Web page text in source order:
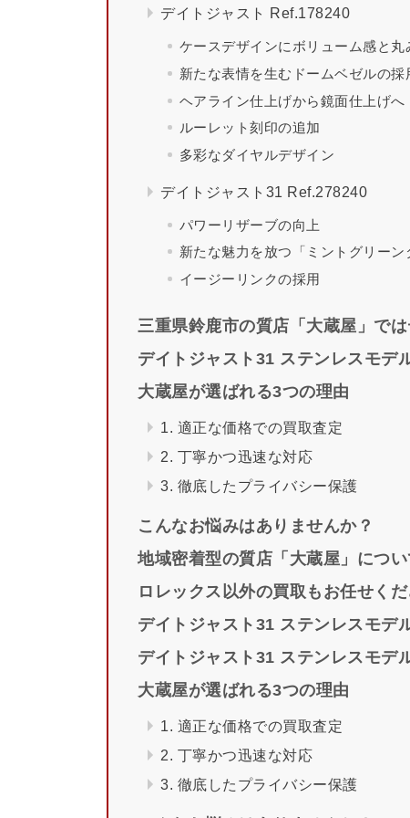
デイトジャスト Ref.178240
ケースデザインにボリューム感と丸
新たな表情を生むドームベゼルの採
ヘアライン仕上げから鏡面仕上げへ
ルーレット刻印の追加
多彩なダイヤルデザイン
デイトジャスト31 Ref.278240
パワーリザーブの向上
新たな魅力を放つ「ミントグリーン
イージーリンクの採用
三重県鈴鹿市の質店「大蔵屋」で
デイトジャスト31 ステンレスモデ
大蔵屋が選ばれる3つの理由
1. 適正な価格での買取査定
2. 丁寧かつ迅速な対応
3. 徹底したプライバシー保護
こんなお悩みはありませんか？
地域密着型の質店「大蔵屋」につい
ロレックス以外の買取もお任せく
デイトジャスト31 ステンレスモデ
デイトジャスト31 ステンレスモデ
大蔵屋が選ばれる3つの理由
1. 適正な価格での買取査定
2. 丁寧かつ迅速な対応
3. 徹底したプライバシー保護